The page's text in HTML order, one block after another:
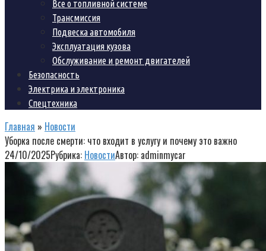
Все о топливной системе
Трансмиссия
Подвеска автомобиля
Эксплуатация кузова
Обслуживание и ремонт двигателей
Безопасность
Электрика и электроника
Спецтехника
Главная » Новости
Уборка после смерти: что входит в услугу и почему это важно
24/10/2025Рубрика: НовостиАвтор: adminmycar